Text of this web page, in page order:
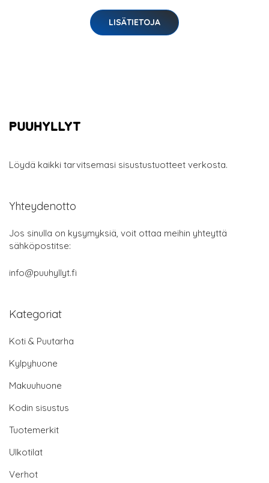
LISÄTIETOJA
Löydä kaikki tarvitsemasi sisustustuotteet verkosta.
Yhteydenotto
Jos sinulla on kysymyksiä, voit ottaa meihin yhteyttä
sähköpostitse:
info@puuhyllyt.fi
Kategoriat
Koti & Puutarha
Kylpyhuone
Makuuhuone
Kodin sisustus
Tuotemerkit
Ulkotilat
Verhot